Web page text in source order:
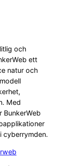
och
ett
natur och
Med
BunkerWeb
cyberrymden.